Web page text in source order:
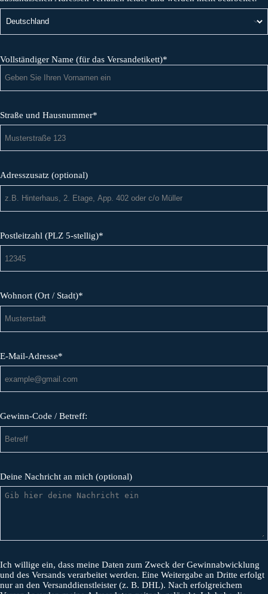
Vollständiger Name (für das Versandetikett)*
Straße und Hausnummer*
Adresszusatz (optional)
Postleitzahl (PLZ 5-stellig)*
Wohnort (Ort / Stadt)*
E-Mail-Adresse*
Gewinn-Code / Betreff:
Deine Nachricht an mich (optional)
Ich willige ein, dass meine Daten zum Zweck der Gewinnabwicklung
und des Versands verarbeitet werden. Eine Weitergabe an Dritte erfolgt
nur an den Versanddienstleister (z. B. DHL). Nach erfolgreichem